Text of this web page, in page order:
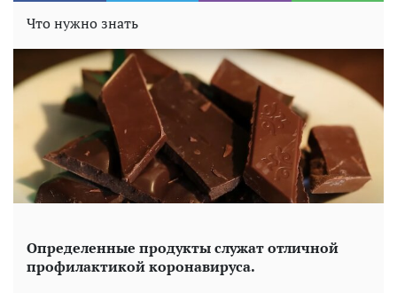
Что нужно знать
Определенные продукты служат отличной
профилактикой коронавируса.